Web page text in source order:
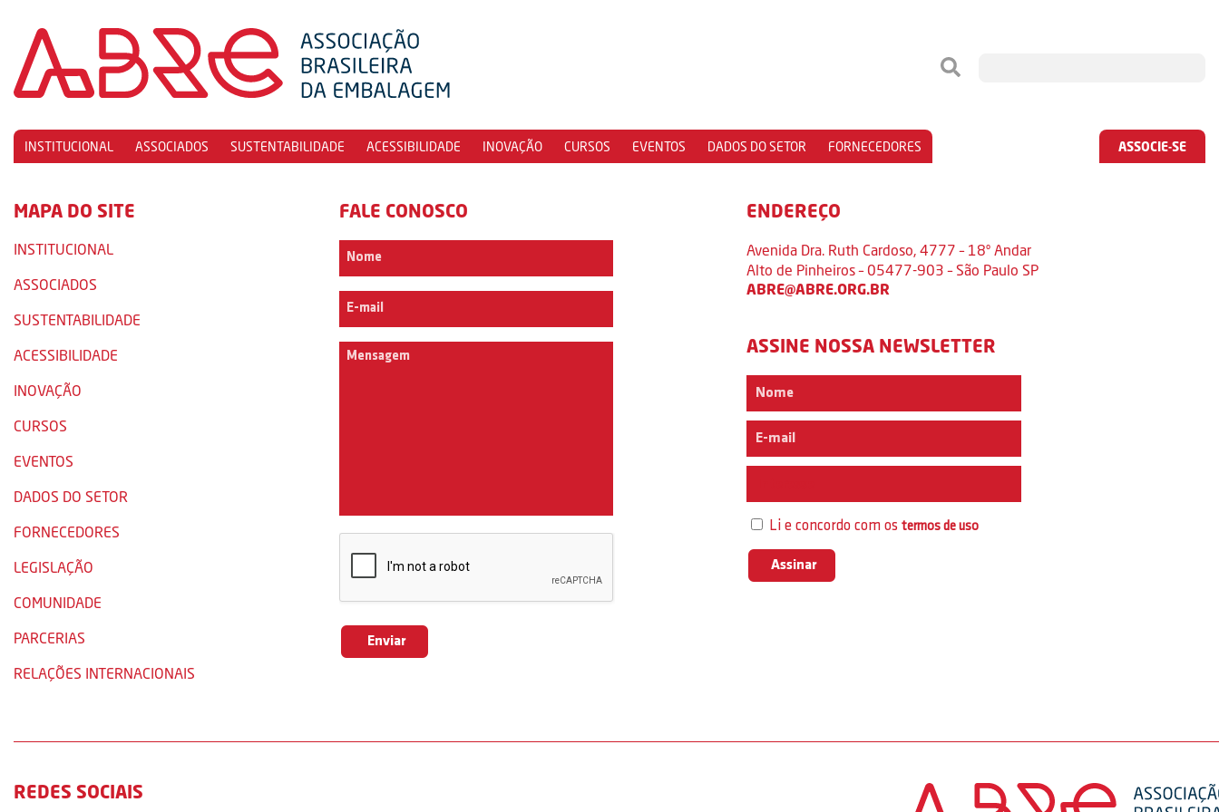
INSTITUCIONAL ASSOCIADOS SUSTENTABILIDADE ACESSIBILIDADE INOVAÇÃO CURSOS EVENTOS DADOS DO SETOR FORNECEDORES ASSOCIE-SE
MAPA DO SITE
INSTITUCIONAL
ASSOCIADOS
SUSTENTABILIDADE
ACESSIBILIDADE
INOVAÇÃO
CURSOS
EVENTOS
DADOS DO SETOR
FORNECEDORES
LEGISLAÇÃO
COMUNIDADE
PARCERIAS
RELAÇÕES INTERNACIONAIS
FALE CONOSCO ENDEREÇO
Avenida Dra. Ruth Cardoso, 4777 – 18º Andar
Alto de Pinheiros – 05477-903 – São Paulo SP
ABRE@ABRE.ORG.BR
ASSINE NOSSA NEWSLETTER
Li e concordo com ostermos de uso
REDES SOCIAIS